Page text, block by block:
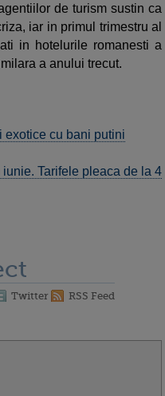
de turism sustin ca
iar in primul trimestru al
in hotelurile romanesti a
a anului trecut.
exotice cu bani putini
Tarifele pleaca de la 4
Twitter RSS Feed